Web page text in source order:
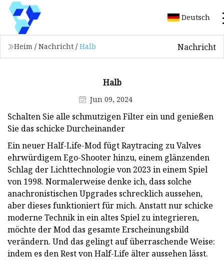
Deutsch
Heim / Nachricht / Halb Nachricht
Halb
Jun 09, 2024
Schalten Sie alle schmutzigen Filter ein und genießen
Sie das schicke Durcheinander
Ein neuer Half-Life-Mod fügt Raytracing zu Valves
ehrwürdigem Ego-Shooter hinzu, einem glänzenden
Schlag der Lichttechnologie von 2023 in einem Spiel
von 1998. Normalerweise denke ich, dass solche
anachronistischen Upgrades schrecklich aussehen,
aber dieses funktioniert für mich. Anstatt nur schicke
moderne Technik in ein altes Spiel zu integrieren,
möchte der Mod das gesamte Erscheinungsbild
verändern. Und das gelingt auf überraschende Weise:
indem es den Rest von Half-Life älter aussehen lässt.